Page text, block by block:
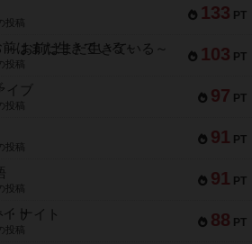
133 PT
投稿
103 PT
お前はまだ生きている～
投稿
97 PT
イブ
投稿
91 PT
投稿
91 PT
投稿
88 PT
・ナイト
投稿